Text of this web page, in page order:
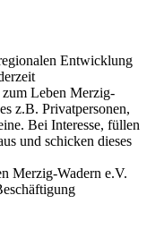
Entwicklung
Leben Merzig-
z.B. Privatpersonen,
Bei Interesse, füllen
und schicken dieses
Merzig-Wadern e.V.